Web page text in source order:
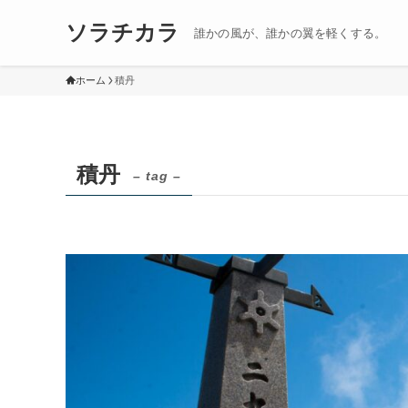
ソラチカラ 誰かの風が、誰かの翼を軽くする。
ホーム 積丹
積丹 – tag –